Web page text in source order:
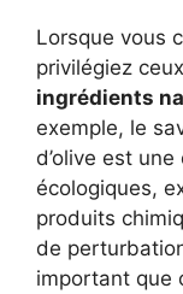
Lorsque vous
privilégiez
ingrédients
exemple, le
d’olive est
écologiques,
produits
de
important que